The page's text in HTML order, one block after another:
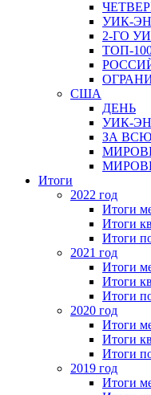
УИК-
2-ГО
ТОП-
США
ДЕНЬ
УИК-
ЗА
Итоги
2022 год
Итоги
Итоги
Итоги
2021 год
Итоги
Итоги
Итоги
2020 год
Итоги
Итоги
Итоги
2019 год
Итоги